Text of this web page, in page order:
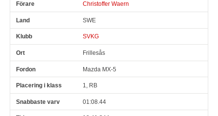
Christoffer Waern
SWE
SVKG
Frillesås
Mazda MX-5
1, RB
01:08.44